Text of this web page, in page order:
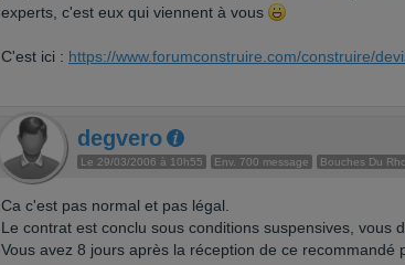
experts, c'est eux qui viennent à vous
C'est ici : https://www.forumconstruire.com/construire/
degvero
Le 29/03/2006 à 10h55 Env. 700 message Bouches Du
Ca c'est pas normal et pas légal.
Le contrat est conclu sous conditions suspensives, vous
Vous avez 8 jours après la réception de ce recommandé